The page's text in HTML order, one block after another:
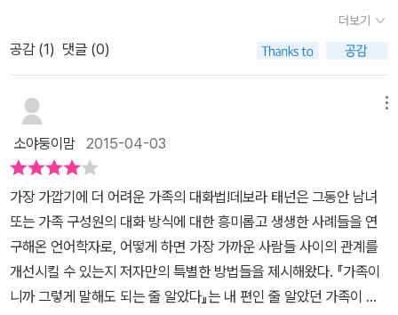
갈등의 불씨가 아니라 관계의 보약으로 만들 수 있는지 알아본다. 2
부 ‘가까워서 괜찮은 줄 알았던’에서는 가족 간의 대화에 대한 내용으
로 5장 ‘가족이기 전에 남녀라서’에서는 남녀의 대화 패턴을 살펴보
면서 그런 패턴이 나타나는 이유, 그리고 대화 패턴이 가족들에게 미
치는 영향을 알아본다. 6장 ‘아이가 자라면 대화도 바뀐다’에서는 부
모와 자녀의 대화가 가장 힘들어지는 시기를 다룬다. 특히 프레임이
란 개념도 함께 살펴보며 프레임의 충돌이 어떻게 말다툼으로 이어지
고 어떻게 하면 프레임 재설정으로 언쟁을 해결할 수 있는지 알아본
다. 7장 ‘가까워서 더 힘든 엄마와 딸’에서는 전 생애에 걸쳐 우리와
어머니의 대화에서 무엇이 변하고 무엇이 변하지 않는지 살펴본다.
아울러 어머니가 성인 자녀와 대화할 때 겪는 고충 역시 알아본다. 8
장 ‘친하면서도 미워할 수밖에 없는’에서는 우리의 동반자요 경쟁자
가정의 이야기들을 들을 수 있었는데, 깨닫게 된 건, 어느 가정이나 들
여다보면 문제가 없는 집안 걱정이 없는 집안이 없다는 거다. 그 범위
이었는데 좀 친해지고 나서 알게된 가정사는 가히 충격적이 아닐 수
없었다. 당시 주변에서는 보지 못했을만큼 폭력적인 가장이 있는 집.
그래서 고향집에는 좀처럼 가고 싶지 않아 명절 언저리엔 항상 비행
기 티켓을 구매하고 있었던 것이었다. 심지어 남동생이 제대하고 온
날 아버지는 식구들이 함께 저녁식사하는 자리에서 병을 깨어 엄마의
눈을 찔러 버렸단다. 그 직원의 급한 휴가를 승인하고 처리해주면서
그 겉면의 밝음과 달리 속으로는 수없이 멍들고 문드러졌을 '그녀'의
어린 시절이 상상되어져 가슴이 아팠던 기억이 있다. 이처럼 극단적
주지않고, 또 상처를 받지 않기 위해서는 어떤 대화를 하여야 하는지
를 알려주고자 하는 내용이다. 가족의 장점, 좀 더 깊이 들어가서 사랑
의 장점은 상대방이 나를 속속들이 알아서 굳이 속마음을 밝힐 필요
가 없다는 것이다. 나를 애지중지하는 사람이 나의 행복을 바라지 않
는 낯선 사람들로 가득찬 세상에서 나를 지켜주겠다고 약속하는 것이
다. 하지만 참 얄궃게도 가족이야말로 우리를 빈번하게 괴롭히는 존
재다. p 25 그러나 우리는 우리를 괴롭히는 이유가 더 나은 사람이 되
도록 도와주기 위해서 하는 말이라고 생각은 하지만 가족들에게서 듣
는 조언이나 비판은 타인에게서 듣는 것보다 더욱 아리게 들리게 된
다. 나의 경우를 돌이켜 보면 어릴적에는 아버지의 말씀들에서 참으
로 상처를 많이 받았다. 나를 못미더워 하시고, 속상한 모습을 보이고
싶지 않아 웃고 있으면 철없다 하시고, 여자라는 이유로 많은 것을 제
더보기
공감 (1) 댓글 (0)
소야둥이맘 2015-04-03
가장 가깝기에 더 어려운 가족의 대화법!데보라 태넌은 그동안 남녀
또는 가족 구성원의 대화 방식에 대한 흥미롭고 생생한 사례들을 연
구해온 언어학자로, 어떻게 하면 가장 가까운 사람들 사이의 관계를
개선시킬 수 있는지 저자만의 특별한 방법들을 제시해왔다. 『가족이
니까 그렇게 말해도 되는 줄 알았다』는 내 편인 줄 알았던 가족이 왜